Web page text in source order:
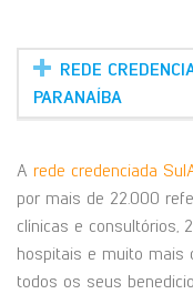
REDE
PARANAÍBA
A rede credenciada
por mais de 22.000
clínicas e consultórios,
hospitais e muito mais
todos os seus